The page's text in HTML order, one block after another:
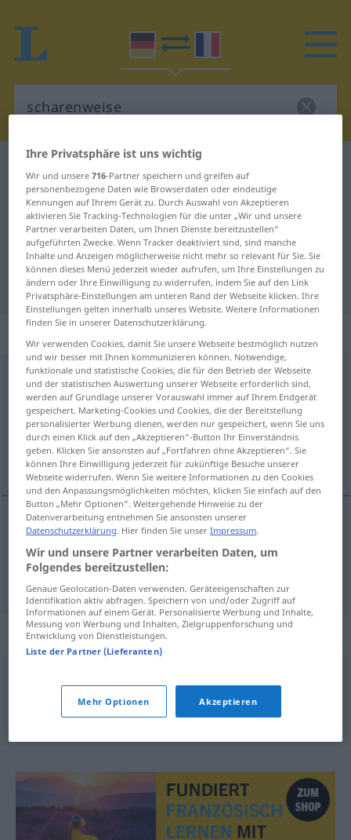
Deutsch-Französisch Übersetzung
für "scharenweise"
"scharenweise" Französisch
Übersetzung
: Adverb
scharenweiseadv
Übersicht aller Übersetzungen
(Für mehr Details die Übersetzung anklicken/antippen)
en foule, en masse
enfoule scharenweise
enmasse scharenweise
Synonyme für "scharenweise"
zahlreich,massenhaft,zuhauf,waggonweise
Ihre Privatsphäre ist uns wichtig
Wir und unsere716-Partner speichern und greifen auf
personenbezogene Daten wie Browserdaten oder eindeutige
Kennungen auf Ihrem Gerät zu. Durch Auswahl von Akzeptieren
aktivieren Sie Tracking-Technologien für die unter „Wir und unsere
Partner verarbeiten Daten, um Ihnen Dienste bereitzustellen“
aufgeführten Zwecke. Wenn Tracker deaktiviert sind, sind manche
Inhalte und Anzeigen möglicherweise nicht mehr so relevant für Sie. Sie
können dieses Menü jederzeit wieder aufrufen, um Ihre Einstellungen zu
ändern oder Ihre Einwilligung zu widerrufen, indem Sie auf den Link
Privatsphäre-Einstellungen am unteren Rand der Webseite klicken. Ihre
Einstellungen gelten innerhalb unseres Website. Weitere Informationen
finden Sie in unserer Datenschutzerklärung.
Wir verwenden Cookies, damit Sie unsere Webseite bestmöglich nutzen
und wir besser mit Ihnen kommunizieren können. Notwendige,
funktionale und statistische Cookies, die für den Betrieb der Webseite
und der statistischen Auswertung unserer Webseite erforderlich sind,
werden auf Grundlage unserer Vorauswahl immer auf Ihrem Endgerät
gespeichert. Marketing-Cookies und Cookies, die der Bereitstellung
personalisierter Werbung dienen, werden nur gespeichert, wenn Sie uns
durch einen Klick auf den „Akzeptieren“-Button Ihr Einverständnis
geben. Klicken Sie ansonsten auf „Fortfahren ohne Akzeptieren“. Sie
können Ihre Einwilligung jederzeit für zukünftige Besuche unserer
Webseite widerrufen. Wenn Sie weitere Informationen zu den Cookies
und den Anpassungsmöglichkeiten möchten, klicken Sie einfach auf den
Button „Mehr Optionen“. Weitergehende Hinweise zu der
Datenverarbeitung entnehmen Sie ansonsten unserer
Datenschutzerklärung. Hier finden Sie unserImpressum.
Wir und unsere Partner verarbeiten Daten, um
Folgendes bereitzustellen:
Genaue Geolocation-Daten verwenden. Geräteeigenschaften zur
Identifikation aktiv abfragen. Speichern von und/oder Zugriff auf
Informationen auf einem Gerät. Personalisierte Werbung und Inhalte,
Messung von Werbung und Inhalten, Zielgruppenforschung und
Entwicklung von Dienstleistungen.
Liste der Partner (Lieferanten)
Mehr Optionen Akzeptieren